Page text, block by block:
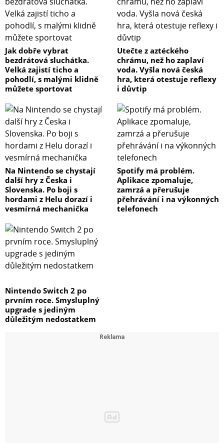
Jak dobře vybrat
bezdrátová sluchátka.
Velká zajistí ticho a
pohodlí, s malými klidně
můžete sportovat
Utečte z aztéckého
chrámu, než ho zaplaví
voda. Vyšla nová česká
hra, která otestuje reflexy
i důvtip
Na Nintendo se chystají
další hry z Česka i
Slovenska. Po boji s
hordami z Helu dorazí i
vesmírná mechanička
Spotify má problém.
Aplikace zpomaluje,
zamrzá a přerušuje
přehrávání i na výkonných
telefonech
Nintendo Switch 2 po
prvním roce. Smysluplný
upgrade s jediným
důležitým nedostatkem